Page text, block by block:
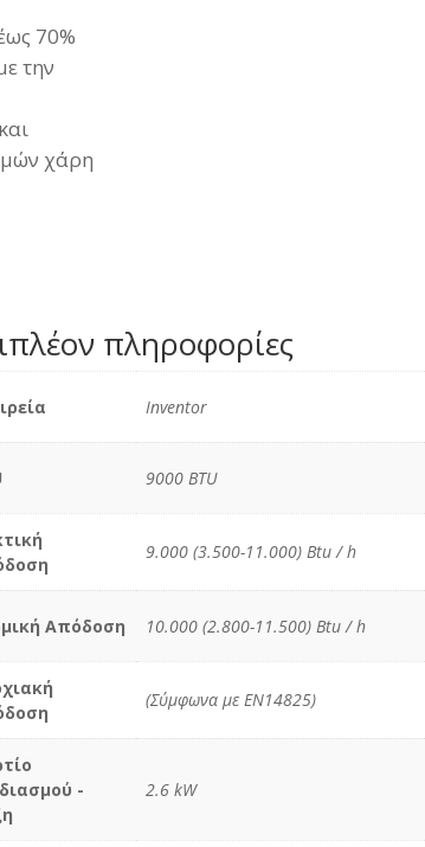
70%
την
χάρη
πληροφορίες
Inventor
9000 BTU
9.000 (3.500-11.000) Btu / h
Απόδοση 10.000 (2.800-11.500) Btu / h
(Σύμφωνα με ΕΝ14825)
-
2.6 kW